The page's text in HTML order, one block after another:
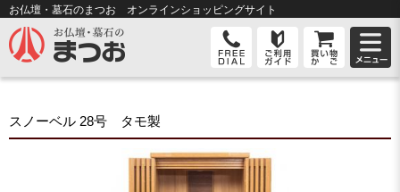
お仏壇・墓石のまつお オンラインショッピングサイト
スノーベル 28号 タモ製